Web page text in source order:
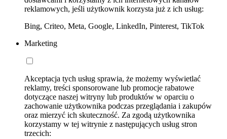
reklamowych, jeśli użytkownik korzysta już z ich usług:
Bing, Criteo, Meta, Google, LinkedIn, Pinterest, TikTok
Marketing
Akceptacja tych usług sprawia, że możemy wyświetlać
reklamy, treści sponsorowane lub promocje rabatowe
dotyczące naszej witryny lub produktów w oparciu o
zachowanie użytkownika podczas przeglądania i zakupów
oraz mierzyć ich skuteczność. Za zgodą użytkownika
korzystamy w tej witrynie z następujących usług stron
trzecich: